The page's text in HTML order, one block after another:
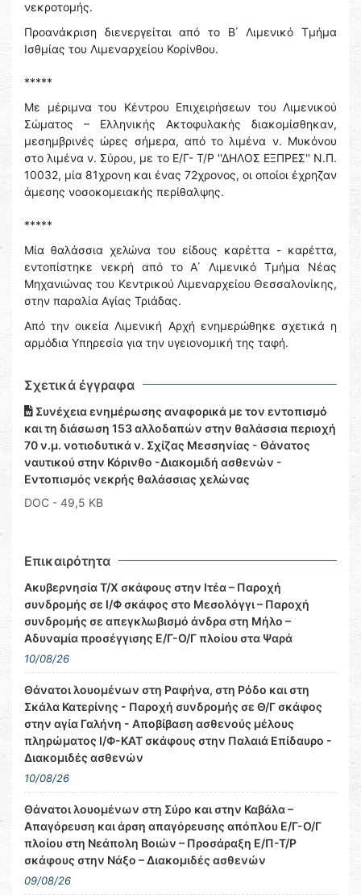
νεκροτομής.
Προανάκριση διενεργείται από το Β΄ Λιμενικό Τμήμα
Ισθμίας του Λιμεναρχείου Κορίνθου.
*****
Με μέριμνα του Κέντρου Επιχειρήσεων του Λιμενικού
Σώματος – Ελληνικής Ακτοφυλακής διακομίσθηκαν,
μεσημβρινές ώρες σήμερα, από το λιμένα ν. Μυκόνου
στο λιμένα ν. Σύρου, με το Ε/Γ- Τ/Ρ ''ΔΗΛΟΣ ΕΞΠΡΕΣ'' Ν.Π.
10032, μία 81χρονη και ένας 72χρονος, οι οποίοι έχρηζαν
άμεσης νοσοκομειακής περίθαλψης.
*****
Μία θαλάσσια χελώνα του είδους καρέττα - καρέττα,
εντοπίστηκε νεκρή από το Α΄ Λιμενικό Τμήμα Νέας
Μηχανιώνας του Κεντρικού Λιμεναρχείου Θεσσαλονίκης,
στην παραλία Αγίας Τριάδας.
Από την οικεία Λιμενική Αρχή ενημερώθηκε σχετικά η
αρμόδια Υπηρεσία για την υγειονομική της ταφή.
Σχετικά έγγραφα
Συνέχεια ενημέρωσης αναφορικά με τον εντοπισμό
και τη διάσωση 153 αλλοδαπών στην θαλάσσια περιοχή
70 ν.μ. νοτιοδυτικά ν. Σχίζας Μεσσηνίας - Θάνατος
ναυτικού στην Κόρινθο -Διακομιδή ασθενών -
Εντοπισμός νεκρής θαλάσσιας χελώνας
DOC - 49,5 KB
Επικαιρότητα
Ακυβερνησία Τ/Χ σκάφους στην Ιτέα – Παροχή
συνδρομής σε Ι/Φ σκάφος στο Μεσολόγγι – Παροχή
συνδρομής σε απεγκλωβισμό άνδρα στη Μήλο –
Αδυναμία προσέγγισης Ε/Γ-Ο/Γ πλοίου στα Ψαρά
10/08/26
Θάνατοι λουομένων στη Ραφήνα, στη Ρόδο και στη
Σκάλα Κατερίνης - Παροχή συνδρομής σε Θ/Γ σκάφος
στην αγία Γαλήνη - Αποβίβαση ασθενούς μέλους
πληρώματος Ι/Φ-ΚΑΤ σκάφους στην Παλαιά Επίδαυρο -
Διακομιδές ασθενών
10/08/26
Θάνατοι λουομένων στη Σύρο και στην Καβάλα –
Απαγόρευση και άρση απαγόρευσης απόπλου Ε/Γ-Ο/Γ
πλοίου στη Νεάπολη Βοιών – Προσάραξη Ε/Π-Τ/Ρ
σκάφους στην Νάξο – Διακομιδές ασθενών
09/08/26